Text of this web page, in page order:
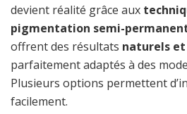
devient réalité grâce aux
pigmentation semi-
offrent des résultats naturels
parfaitement adaptés à des
Plusieurs options permettent
facilement.